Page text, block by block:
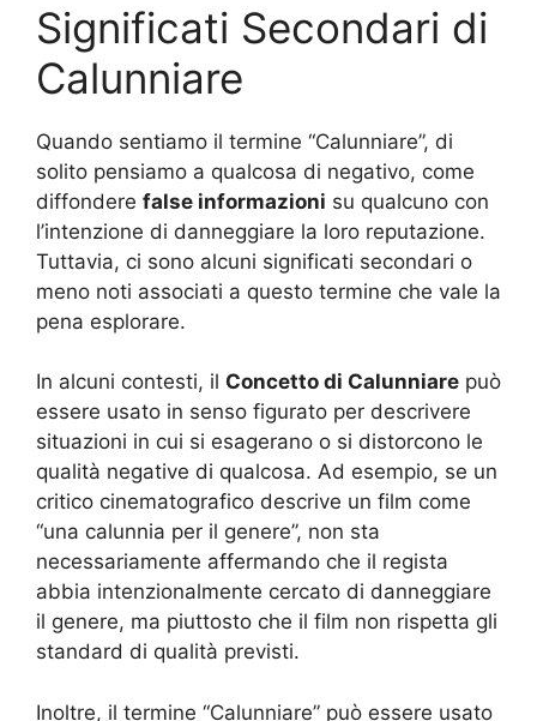
Significati Secondari di
Calunniare
Quando sentiamo il termine “Calunniare”, di
solito pensiamo a qualcosa di negativo, come
diffondere false informazioni su qualcuno con
l’intenzione di danneggiare la loro reputazione.
Tuttavia, ci sono alcuni significati secondari o
meno noti associati a questo termine che vale la
pena esplorare.
In alcuni contesti, il Concetto di Calunniare può
essere usato in senso figurato per descrivere
situazioni in cui si esagerano o si distorcono le
qualità negative di qualcosa. Ad esempio, se un
critico cinematografico descrive un film come
“una calunnia per il genere”, non sta
necessariamente affermando che il regista
abbia intenzionalmente cercato di danneggiare
il genere, ma piuttosto che il film non rispetta gli
standard di qualità previsti.
Inoltre, il termine “Calunniare” può essere usato